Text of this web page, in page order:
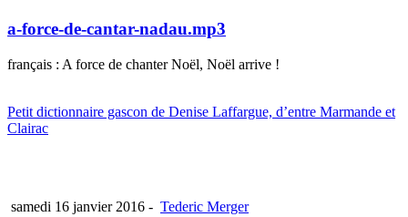
a-force-de-cantar-nadau.mp3
français : A force de chanter Noël, Noël arrive !
Petit dictionnaire gascon de Denise Laffargue, d’entre Marmande et
Clairac
samedi 16 janvier 2016 - Tederic Merger